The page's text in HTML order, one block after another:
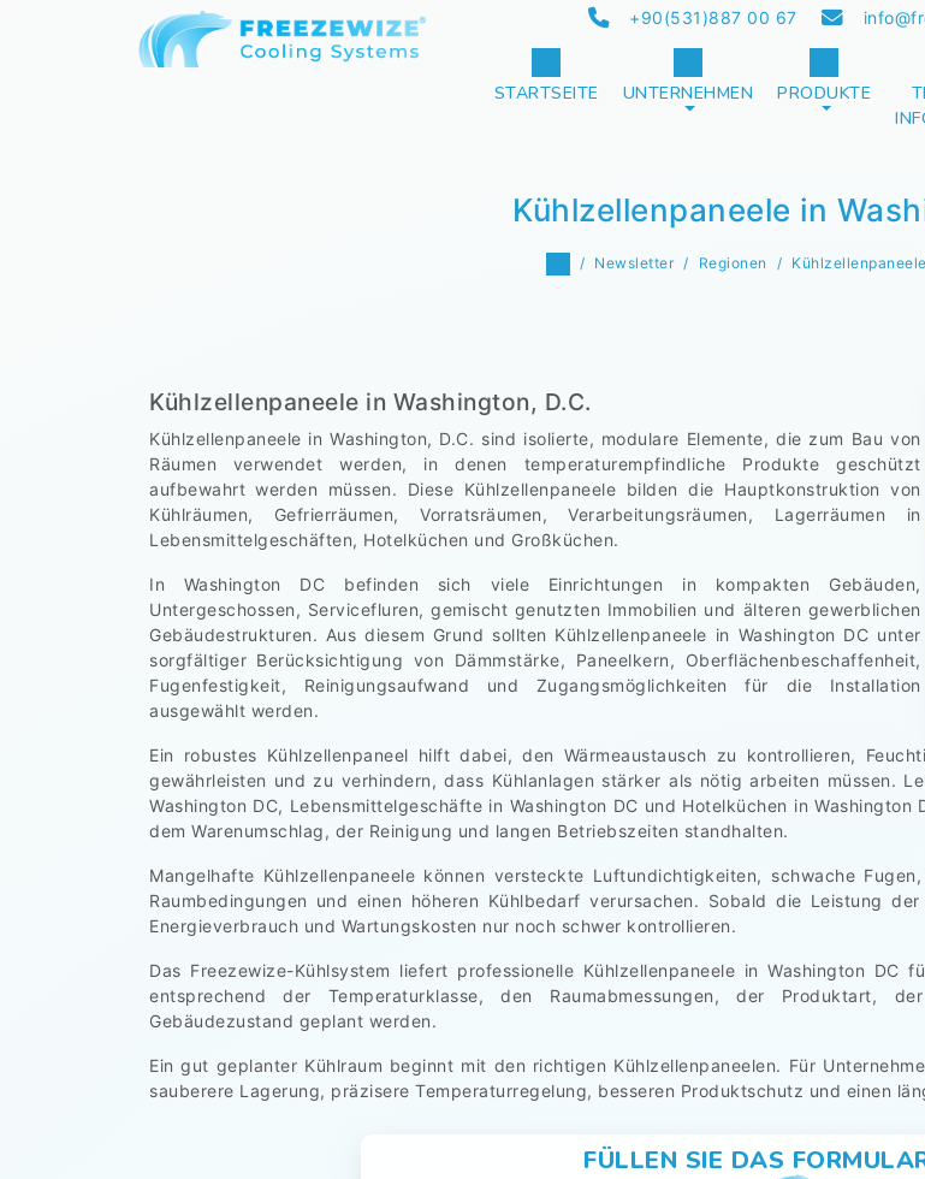
+90(531)887 00 67
STARTSEITE UNTERNEHMEN PRODUKTE
Kühlzellenpaneele in
Newsletter Regionen
Kühlzellenpaneele in Washington, D.C.
Kühlzellenpaneele in Washington, D.C. sind isolierte, modulare Elemente, die zum Bau von
Räumen verwendet werden, in denen temperaturempfindliche Produkte geschützt
aufbewahrt werden müssen. Diese Kühlzellenpaneele bilden die Hauptkonstruktion von
Kühlräumen, Gefrierräumen, Vorratsräumen, Verarbeitungsräumen, Lagerräumen in
Lebensmittelgeschäften, Hotelküchen und Großküchen.
In Washington DC befinden sich viele Einrichtungen in kompakten Gebäuden,
Untergeschossen, Servicefluren, gemischt genutzten Immobilien und älteren gewerblichen
Gebäudestrukturen. Aus diesem Grund sollten Kühlzellenpaneele in Washington DC unter
sorgfältiger Berücksichtigung von Dämmstärke, Paneelkern, Oberflächenbeschaffenheit,
Fugenfestigkeit, Reinigungsaufwand und Zugangsmöglichkeiten für die Installation
ausgewählt werden.
Ein robustes Kühlzellenpaneel hilft dabei, den Wärmeaustausch zu kontrollieren,
gewährleisten und zu verhindern, dass Kühlanlagen stärker als nötig arbeiten müssen.
Washington DC, Lebensmittelgeschäfte in Washington DC und Hotelküchen in
dem Warenumschlag, der Reinigung und langen Betriebszeiten standhalten.
Mangelhafte Kühlzellenpaneele können versteckte Luftundichtigkeiten, schwache
Raumbedingungen und einen höheren Kühlbedarf verursachen. Sobald die Leistung
Energieverbrauch und Wartungskosten nur noch schwer kontrollieren.
Das Freezewize-Kühlsystem liefert professionelle Kühlzellenpaneele in Washington DC
entsprechend der Temperaturklasse, den Raumabmessungen, der Produktart,
Gebäudezustand geplant werden.
Ein gut geplanter Kühlraum beginnt mit den richtigen Kühlzellenpaneelen. Für
sauberere Lagerung, präzisere Temperaturregelung, besseren Produktschutz und einen
FÜLLEN SIE DAS